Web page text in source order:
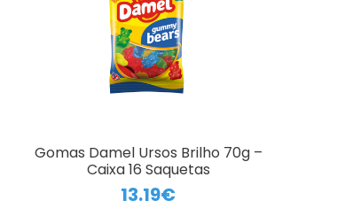
Gomas Damel Ursos Brilho 70g –
Caixa 16 Saquetas
13.19€